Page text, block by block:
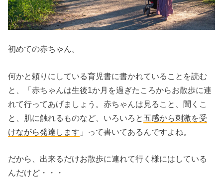
初めての赤ちゃん。
何かと頼りにしている育児書に書かれていることを読む
と、「赤ちゃんは生後1か月を過ぎたころからお散歩に連
れて行ってあげましょう。赤ちゃんは見ること、聞くこ
と、肌に触れるものなど、いろいろと 五感から刺激を受
けながら発達します 」って書いてあるんですよね。
だから、出来るだけお散歩に連れて行く様にはしている
んだけど・・・